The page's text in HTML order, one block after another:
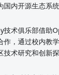
国内开源生态系
术俱乐部借助
作，通过校内教
技术研究和创新